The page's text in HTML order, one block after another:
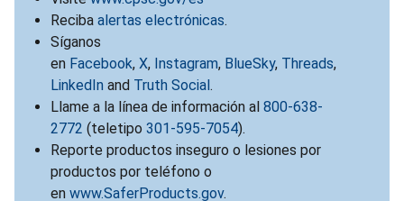
Reciba alertas electrónicas.
Síganos
en Facebook, X, Instagram, BlueSky, Threads,
LinkedIn and Truth Social.
Llame a la línea de información al 800-638-
2772 (teletipo 301-595-7054).
Reporte productos inseguro o lesiones por
productos por teléfono o
en www.SaferProducts.gov.